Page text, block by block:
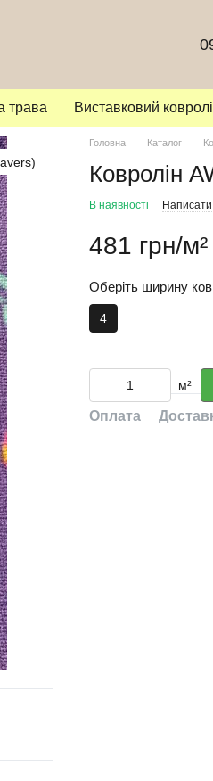
трава Виставковий
Головна Каталог
Ковролін
В наявності Написати
481 грн/м²
Оберіть ширину
4
м²
Оплата